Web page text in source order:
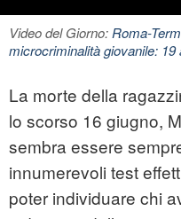
Video del Giorno:Roma-
microcriminalità giovanile: 19
La morte della
lo scorso 16 giugno,
sembra essere
innumerevoli test
poter individuare chi